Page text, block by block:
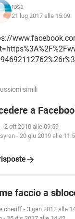
rosa
21 lug 2017 alle 15:09
simili
a
- 2 ott 2010 alle 09:59
- 20 giu 2019 alle
faccio a
cheriff - 3 gen 2013 alle